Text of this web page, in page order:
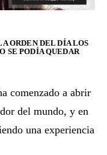
ORDEN DEL DÍA LOS
SE PODÍA QUEDAR
comenzado a abrir
del mundo, y en
una experiencia